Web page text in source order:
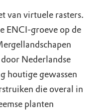
van virtuele rasters.
ENCI-groeve op de
Nederlandse
houtige gewassen
die overal in
planten